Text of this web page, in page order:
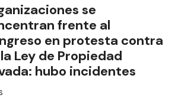
se
frente al
en protesta contra
Ley de Propiedad
hubo incidentes